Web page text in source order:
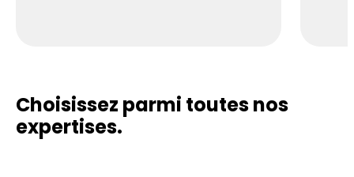
Choisissez parmi toutesnos
expertises.